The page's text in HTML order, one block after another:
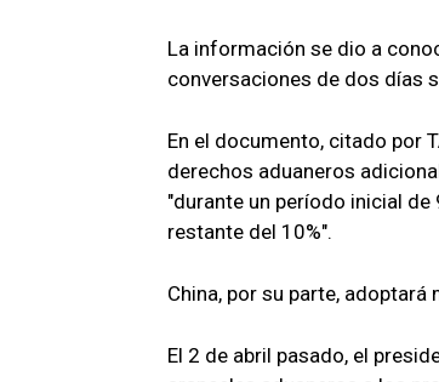
La información se dio a
conversaciones de dos días
En el documento, citado por
derechos aduaneros
"durante un período inicial
restante del 10%".
China, por su parte, adoptará
El 2 de abril pasado, el